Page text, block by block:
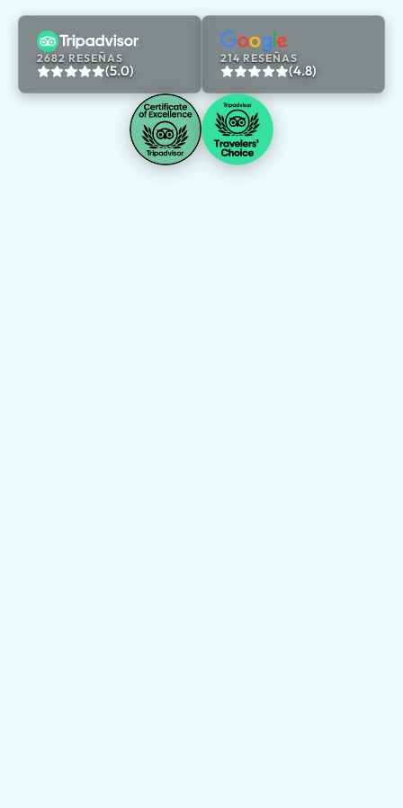
2682 RESEÑAS
(5.0)
214 RESEÑAS
(4.8)